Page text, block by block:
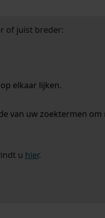
of juist breder:
elkaar lijken.
van uw zoektermen om
u hier.